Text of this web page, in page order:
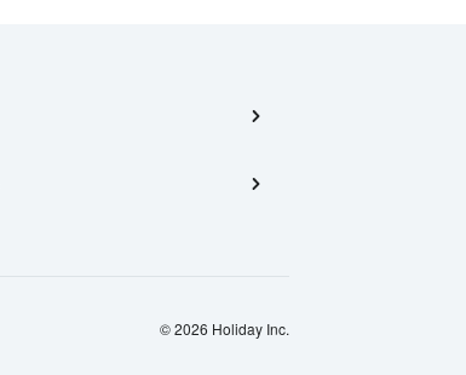
© 2026 Holiday Inc.